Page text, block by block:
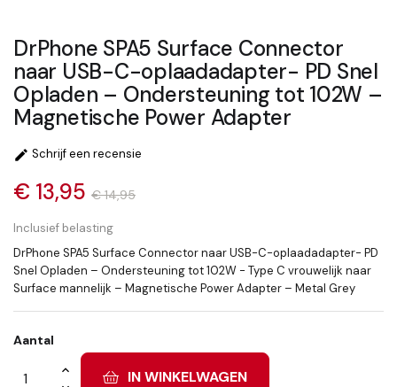
DrPhone SPA5 Surface Connector
naar USB-C-oplaadadapter- PD Snel
Opladen – Ondersteuning tot 102W –
Magnetische Power Adapter
 Schrijf een recensie
€ 13,95 € 14,95
Inclusief belasting
DrPhone SPA5 Surface Connector naar USB-C-oplaadadapter- PD
Snel Opladen – Ondersteuning tot 102W - Type C vrouwelijk naar
Surface mannelijk – Magnetische Power Adapter – Metal Grey
Aantal
IN WINKELWAGEN